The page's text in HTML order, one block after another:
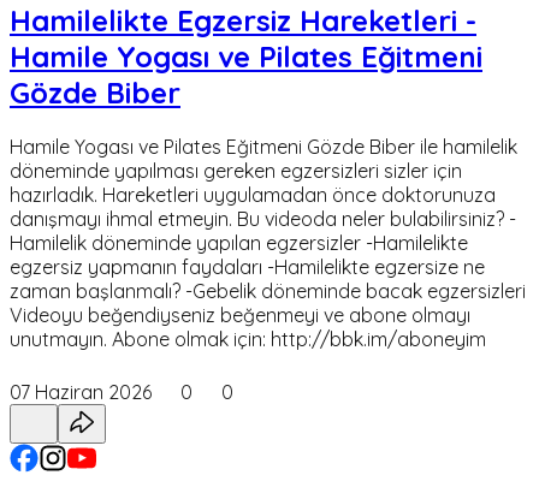
Hamilelikte Egzersiz Hareketleri -
Hamile Yogası ve Pilates Eğitmeni
Gözde Biber
Hamile Yogası ve Pilates Eğitmeni Gözde Biber ile hamilelik
döneminde yapılması gereken egzersizleri sizler için
hazırladık. Hareketleri uygulamadan önce doktorunuza
danışmayı ihmal etmeyin. Bu videoda neler bulabilirsiniz? -
Hamilelik döneminde yapılan egzersizler -Hamilelikte
egzersiz yapmanın faydaları -Hamilelikte egzersize ne
zaman başlanmalı? -Gebelik döneminde bacak egzersizleri
Videoyu beğendiyseniz beğenmeyi ve abone olmayı
unutmayın. Abone olmak için: http://bbk.im/aboneyim
07 Haziran 2026 0 0